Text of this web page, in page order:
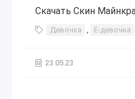
Скачать Скин
Девочка , Е-девочка
23.05.23